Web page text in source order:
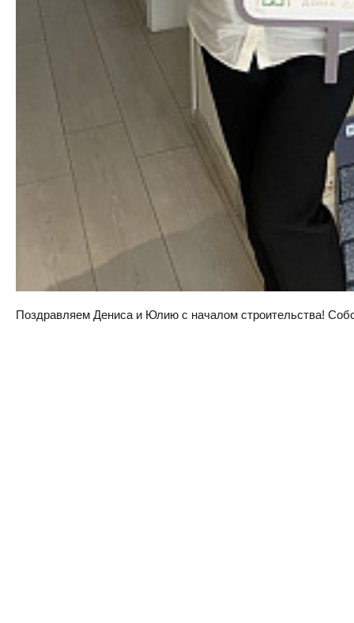
Поздравляем Дениса и Юлию с началом строительства!